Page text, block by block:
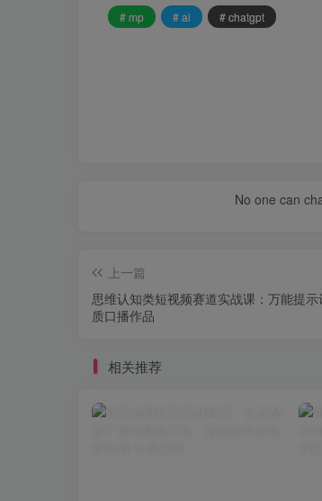
# mp
# ai # chatgpt
No one can
上一篇
思维认知类短视频赛道实战课：万能提
质口播作品
相关推荐